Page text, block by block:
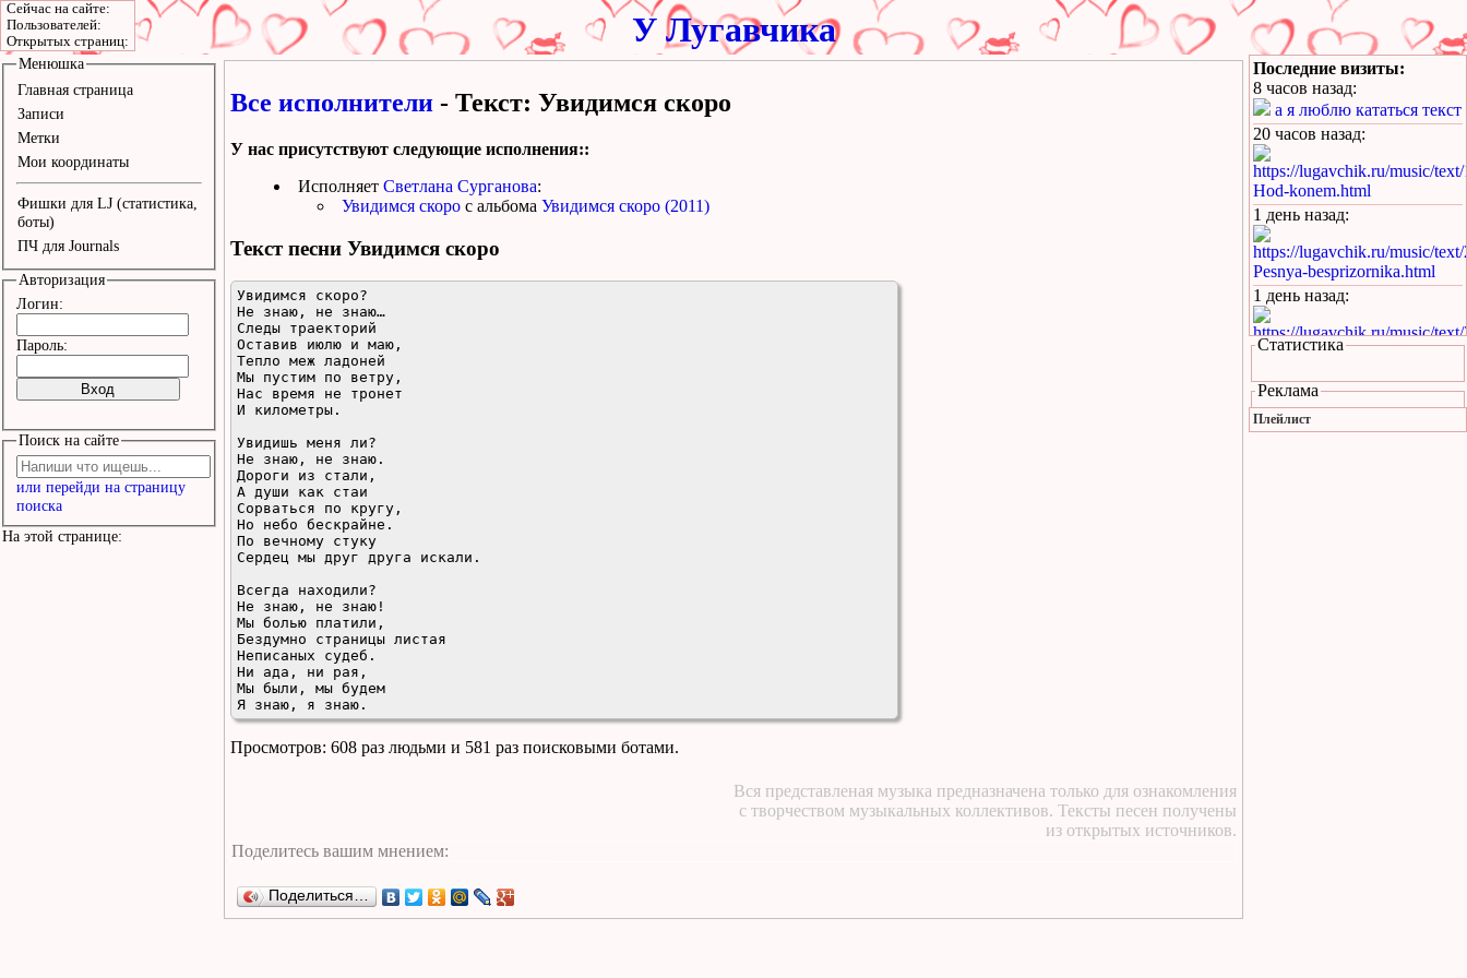
У Лугавчика
Все исполнители - Текст: Увидимся скоро
У нас присутствуют следующие исполнения::
Исполняет Светлана Сурганова:
Увидимся скоро с альбома Увидимся скоро (2011)
Текст песни Увидимся скоро
Увидимся скоро?
Не знаю, не знаю…
Следы траекторий
Оставив июлю и маю,
Тепло меж ладоней
Мы пустим по ветру,
Нас время не тронет
И километры.
Увидишь меня ли?
Не знаю, не знаю.
Дороги из стали,
А души как стаи
Сорваться по кругу,
Но небо бескрайне.
По вечному стуку
Сердец мы друг друга искали.
Всегда находили?
Не знаю, не знаю!
Мы болью платили,
Бездумно страницы листая
Неписаных судеб.
Ни ада, ни рая,
Мы были, мы будем
Я знаю, я знаю.
Просмотров: 608 раз людьми и 581 раз поисковыми ботами.
Вся представленая музыка предназначена только для ознакомления
с творчеством музыкальных коллективов. Тексты песен получены
из открытых источников.
Поделиться…
Менюшка
Главная страница
Записи
Метки
Мои координаты
Фишки для LJ (статистика,
боты)
ПЧ для Journals
Авторизация
Логин:
Пароль:
Поиск на сайте
или перейди на страницу
поиска
На этой странице:
Последние визиты:
8 часов назад:
а я люблю кататься текст
20 часов назад:
https://lugavchik.ru/music/
Hod-konem.html
1 день назад:
https://lugavchik.ru/music/
Pesnya-besprizornika.html
1 день назад:
https://lugavchik.ru/music/
Pesnya-besprizornika.html
https://lugavchik.ru/music/
Leto-(pesnya-dlya-Coya).html
Статистика
Реклама
Плейлист
Сейчас на сайте:
Пользователей:
Открытых страниц: